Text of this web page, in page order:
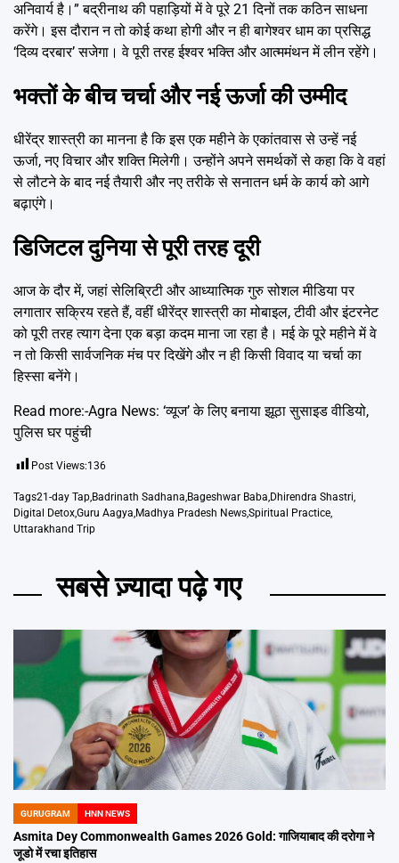
अनिवार्य है।” बद्रीनाथ की पहाड़ियों में वे पूरे 21 दिनों तक कठिन साधना
करेंगे। इस दौरान न तो कोई कथा होगी और न ही बागेश्वर धाम का प्रसिद्ध
‘दिव्य दरबार’ सजेगा। वे पूरी तरह ईश्वर भक्ति और आत्ममंथन में लीन रहेंगे।
भक्तों के बीच चर्चा और नई ऊर्जा की उम्मीद
धीरेंद्र शास्त्री का मानना है कि इस एक महीने के एकांतवास से उन्हें नई
ऊर्जा, नए विचार और शक्ति मिलेगी। उन्होंने अपने समर्थकों से कहा कि वे वहां
से लौटने के बाद नई तैयारी और नए तरीके से सनातन धर्म के कार्य को आगे
बढ़ाएंगे।
डिजिटल दुनिया से पूरी तरह दूरी
आज के दौर में, जहां सेलिब्रिटी और आध्यात्मिक गुरु सोशल मीडिया पर
लगातार सक्रिय रहते हैं, वहीं धीरेंद्र शास्त्री का मोबाइल, टीवी और इंटरनेट
को पूरी तरह त्याग देना एक बड़ा कदम माना जा रहा है। मई के पूरे महीने में वे
न तो किसी सार्वजनिक मंच पर दिखेंगे और न ही किसी विवाद या चर्चा का
हिस्सा बनेंगे।
Read more:-Agra News: ‘व्यूज’ के लिएबनायाझूठा सुसाइड वीडियो,
पुलिस घर पहुंची
Post Views:136
Tags21-day Tap,Badrinath Sadhana,Bageshwar Baba,Dhirendra Shastri,
Digital Detox,Guru Aagya,Madhya Pradesh News,Spiritual Practice,
Uttarakhand Trip
सबसे ज़्यादा पढ़े गए
POSTED
IN
GURUGRAM HNN NEWS
Asmita Dey Commonwealth Games 2026 Gold: गाजियाबाद की दरोगा ने
जूडो में रचा इतिहास